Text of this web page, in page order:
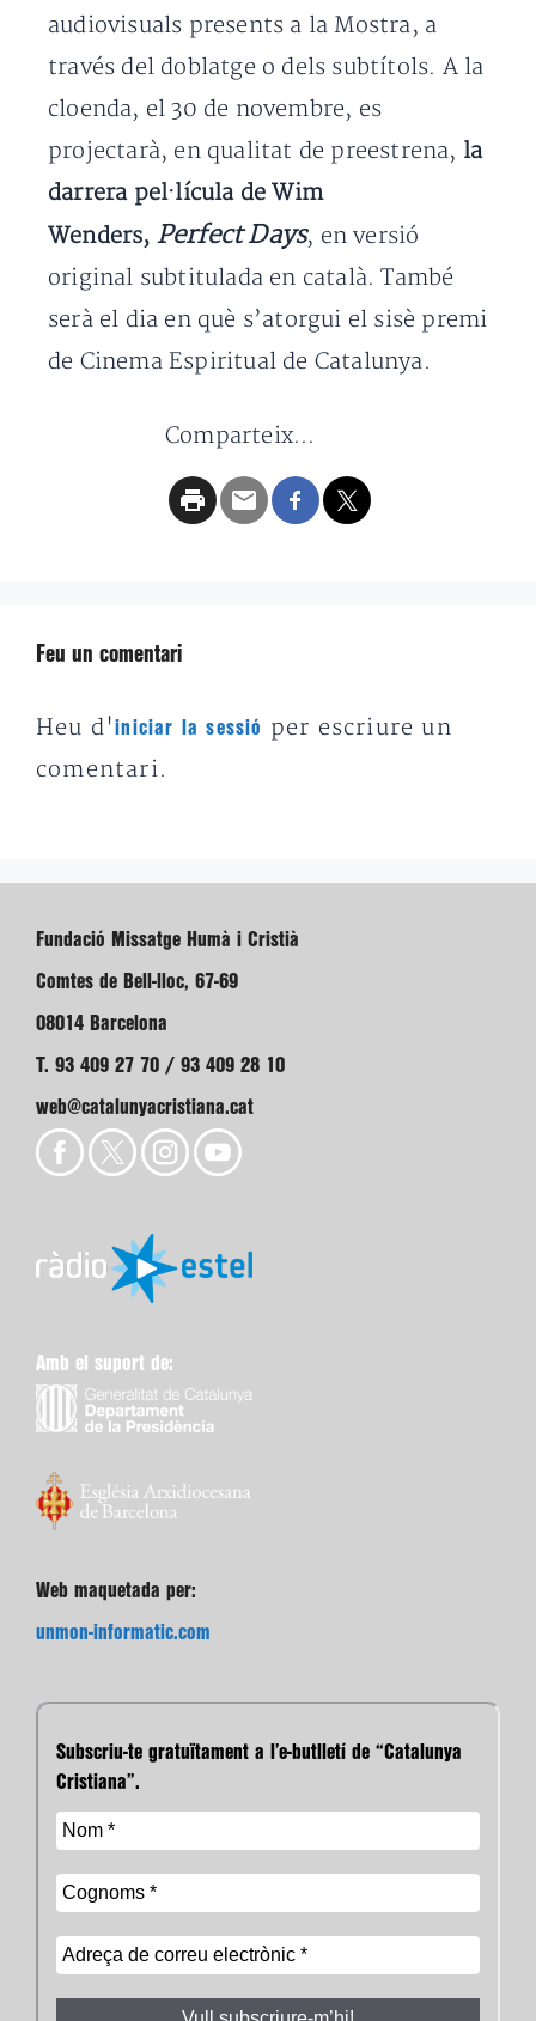
audiovisuals presents a la Mostra, a
través del doblatge o dels subtítols. A la
cloenda, el 30 de novembre, es
projectarà, en qualitat de preestrena, la
darrera pel·lícula de Wim
Wenders, Perfect Days, en versió
original subtitulada en català. També
serà el dia en què s’atorgui el sisè premi
de Cinema Espiritual de Catalunya.
Comparteix...
Feu un comentari
Heu d'iniciar la sessió
per escriure un
comentari.
Fundació Missatge Humà i Cristià
Comtes de Bell-lloc, 67-69
08014 Barcelona
T. 93 409 27 70 / 93 409 28 10
web@catalunyacristiana.cat
Amb el suport de:
Web maquetada per:
unmon-informatic.com
Subscriu-te gratuïtament a l’e-butlletí de “Catalunya
Cristiana”.